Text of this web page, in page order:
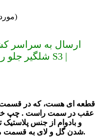
(مورد پسند 360 نفر مشتریان از جک شاپ)
ارسال به سراسر
قطعه ای هست، که در قسمت
عقب در سمت راست . چپ
و بادوام از جنس
شدن گل و لای به قسمت موتور خودرو و قسمتهای زیر آن بشود.